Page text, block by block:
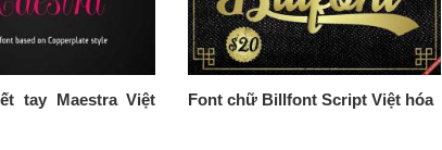
tay Maestra Việt Font chữ Billfont Script Việt hóa